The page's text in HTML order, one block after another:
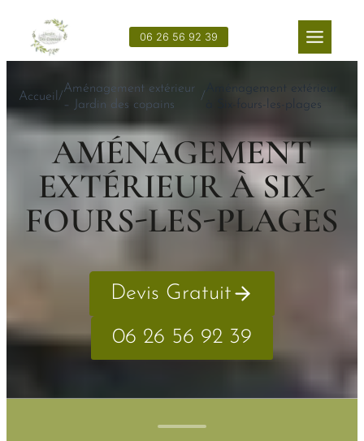
contenu
06 26 56 92 39
Accueil /
Aménagement extérieur
– Jardin des copains
/
Aménagement extérieur
à Six-fours-les-plages
AMÉNAGEMENT
EXTÉRIEUR À SIX-
FOURS-LES-PLAGES
Devis Gratuit
06 26 56 92 39